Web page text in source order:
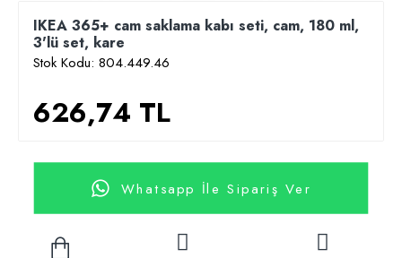
IKEA 365+ cam saklama kabı seti, cam, 180 ml,
3'lü set, kare
Stok Kodu: 804.449.46
626,74 TL
Whatsapp İle Sipariş Ver